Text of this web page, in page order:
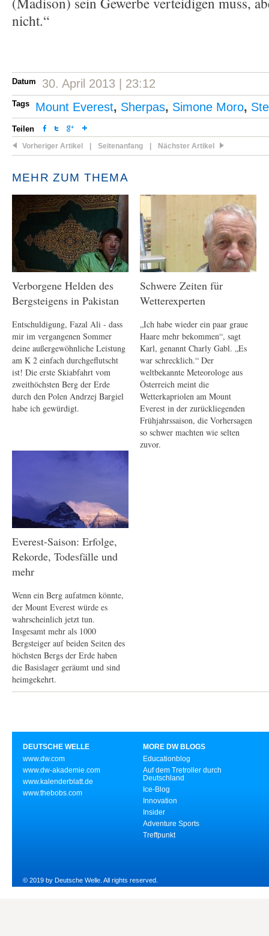
nicht.“
Datum 30. April 2013 | 23:12
Tags Mount Everest, Sherpas, Simone Moro,
Teilen
Vorheriger Artikel Seitenanfang Nächster Artikel
MEHR ZUM THEMA
Verborgene Helden des
Bergsteigens in Pakistan
Entschuldigung, Fazal Ali - dass
mir im vergangenen Sommer
deine außergewöhnliche Leistung
am K 2 einfach durchgeflutscht
ist! Die erste Skiabfahrt vom
zweithöchsten Berg der Erde
durch den Polen Andrzej Bargiel
habe ich gewürdigt.
Schwere Zeiten für
Wetterexperten
„Ich habe wieder ein paar graue
Haare mehr bekommen“, sagt
Karl, genannt Charly Gabl. „Es
war schrecklich.“ Der
weltbekannte Meteorologe aus
Österreich meint die
Wetterkapriolen am Mount
Everest in der zurückliegenden
Frühjahrssaison, die Vorhersagen
so schwer machten wie selten
zuvor.
Everest-Saison: Erfolge,
Rekorde, Todesfälle und
mehr
Wenn ein Berg aufatmen könnte,
der Mount Everest würde es
wahrscheinlich jetzt tun.
Insgesamt mehr als 1000
Bergsteiger auf beiden Seiten des
höchsten Bergs der Erde haben
die Basislager geräumt und sind
heimgekehrt.
DEUTSCHE WELLE
www.dw.com
www.dw-akademie.com
www.kalenderblatt.de
www.thebobs.com
MORE DW BLOGS
Educationblog
Auf dem Tretroller durch
Deutschland
Ice-Blog
Innovation
Insider
Adventure Sports
Treffpunkt
© 2019 by Deutsche Welle. All rights reserved.